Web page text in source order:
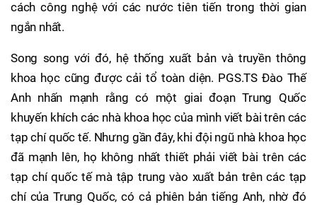
cách công nghệ với các nước tiên tiến trong thời gian
ngắn nhất.
Song song với đó, hệ thống xuất bản và truyền thông
khoa học cũng được cải tổ toàn diện. PGS.TS Đào Thế
Anh nhấn mạnh rằng có một giai đoạn Trung Quốc
khuyến khích các nhà khoa học của mình viết bài trên các
tạp chí quốc tế. Nhưng gần đây, khi đội ngũ nhà khoa học
đã mạnh lên, họ không nhất thiết phải viết bài trên các
tạp chí quốc tế mà tập trung vào xuất bản trên các tạp
chí của Trung Quốc, có cả phiên bản tiếng Anh, nhờ đó